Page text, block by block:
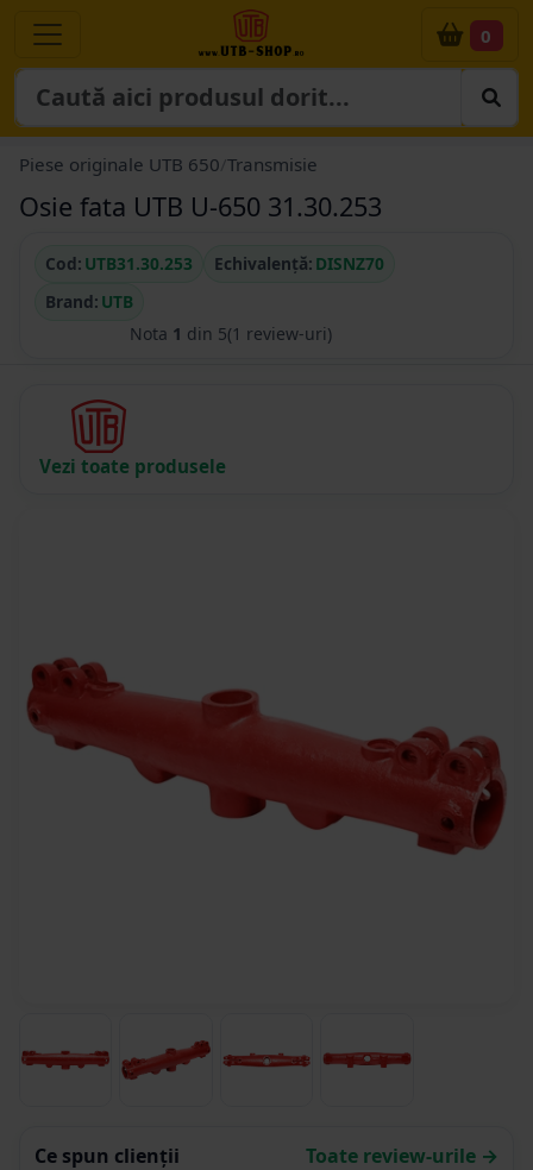
0
Piese originale UTB 650 Transmisie
Osie fata UTB U-650 31.30.253
Cod: UTB31.30.253 Echivalență: DISNZ70
Brand: UTB
Nota 1 din 5(1 review-uri)
Vezi toate produsele
Ce spun clienții Toate review-urile →